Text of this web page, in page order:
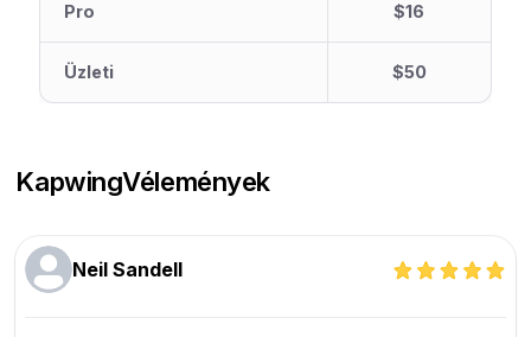
Pro $16
Üzleti $50
KapwingVélemények
Neil Sandell